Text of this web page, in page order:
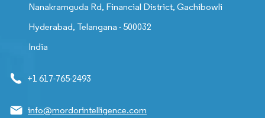
Nanakramguda Rd, Financial District, Gachibowli
Hyderabad, Telangana - 500032
India
+1 617-765-2493
info@mordorintelligence.com